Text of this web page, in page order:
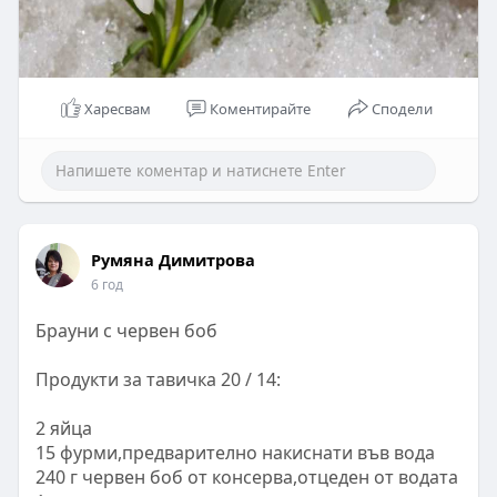
Харесвам Коментирайте Сподели
Румяна Димитрова
6 год
Брауни с червен боб
Продукти за тавичка 20 / 14:
2 яйца
15 фурми,предварително накиснати във вода
240 г червен боб от консерва,отцеден от водата